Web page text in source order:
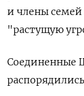
и члены семей
"растущую
Соединенные